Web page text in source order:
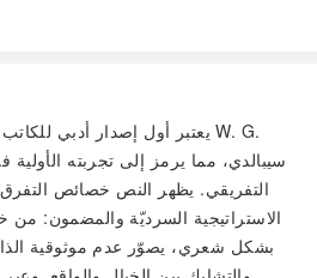
سيبالدي، مما يرمز إلى تجربته الأولية
التفريقي. يظهر النص خصائص
الاستراتيجية السرديّة والمضمون: من
بشكل شعري، يصوّر عدم موثوقية